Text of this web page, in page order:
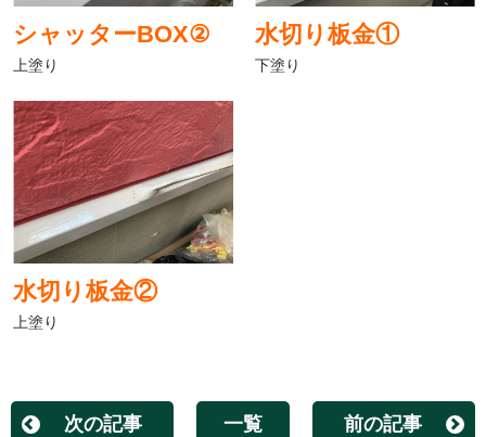
シャッターBOX②
上塗り
水切り板金①
下塗り
水切り板金②
上塗り
次の記事 一覧 前の記事